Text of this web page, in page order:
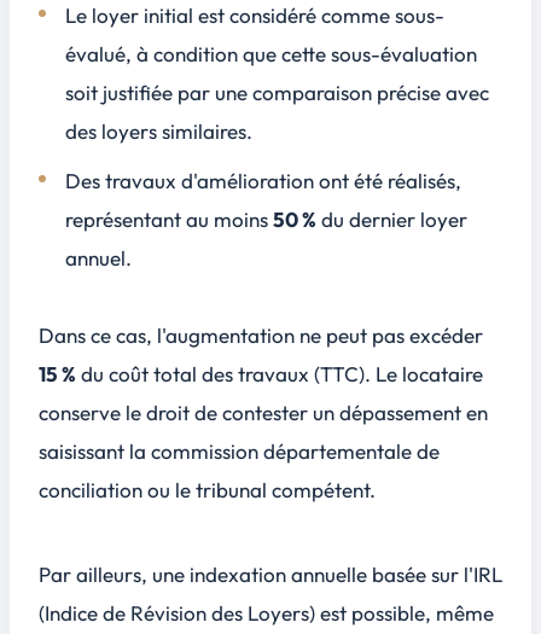
Le loyer initial est considéré comme sous-
évalué, à condition que cette sous-évaluation
soit justifiée par une comparaison précise avec
des loyers similaires.
Des travaux d'amélioration ont été réalisés,
représentant au moins50 % du dernier loyer
annuel.
Dans ce cas, l'augmentation ne peut pas excéder
15 % du coût total des travaux (TTC). Le locataire
conserve le droit de contester un dépassement en
saisissant la commission départementale de
conciliation ou le tribunal compétent.
Par ailleurs, une indexation annuelle basée sur l'IRL
(Indice de Révision des Loyers) est possible, même